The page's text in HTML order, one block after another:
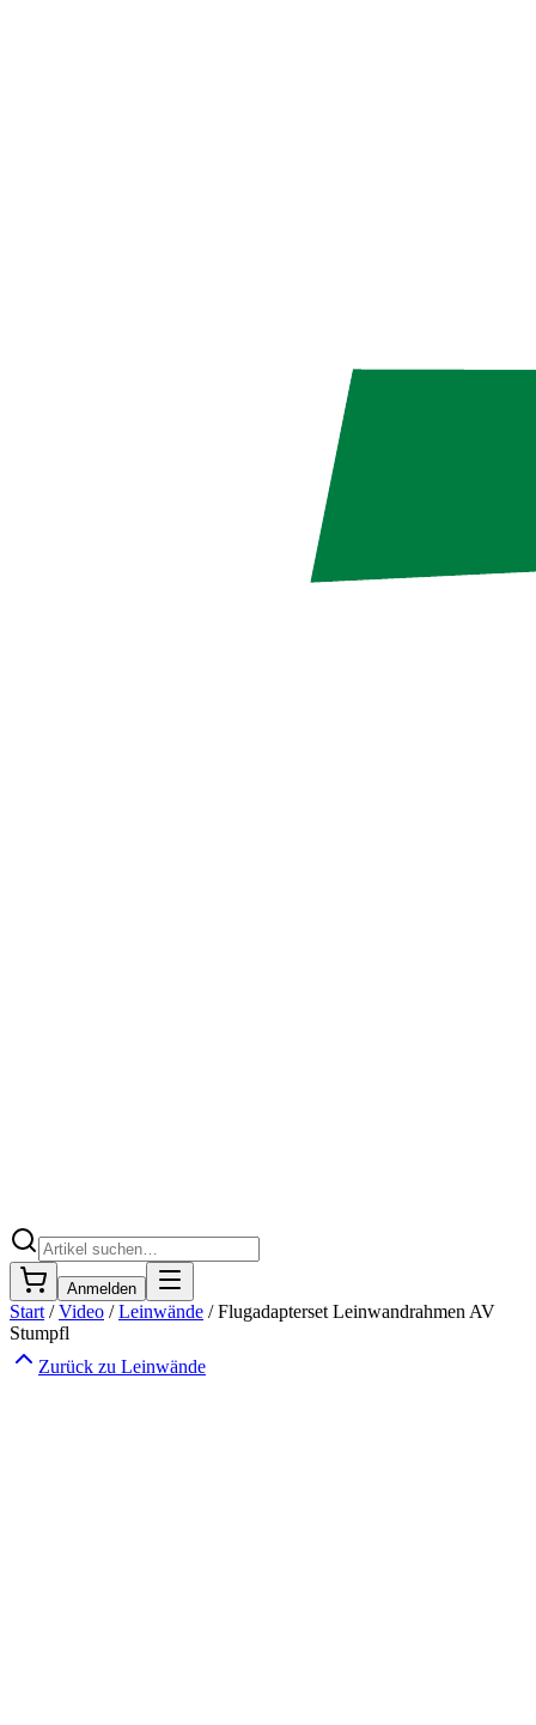
Anmelden
Start /Video /Leinwände /Flugadapterset Leinwandrahmen AV
Stumpfl
Zurück zu Leinwände